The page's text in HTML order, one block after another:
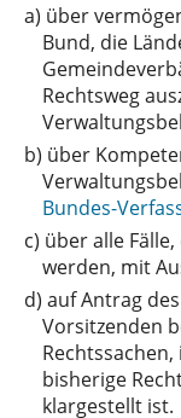
a) über
Bund, die
Rechtsweg
b) über
Bundes-
c) über alle
werden, mit
d) auf Antrag
Vorsitzenden
bisherige
klargestellt ist.